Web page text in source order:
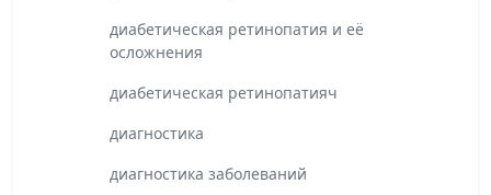
диабетическая ретинопатия и её
осложнения
диабетическая ретинопатияч
диагностика
диагностика заболеваний